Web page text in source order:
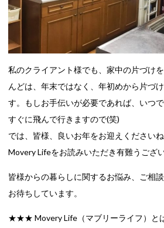
私のクライアント様でも、家中の片づけ
んどは、年末ではなく、年初めから片づ
す。もしお手伝いが必要であれば、いつ
すぐに飛んで行きますので(笑)
では、皆様、良いお年をお迎えください
Movery Lifeをお読みいただき有難うござい
皆様からの暮らしに関するお悩み、ご相
お待ちしています。
★★★ Movery Life（マブリーライフ）と